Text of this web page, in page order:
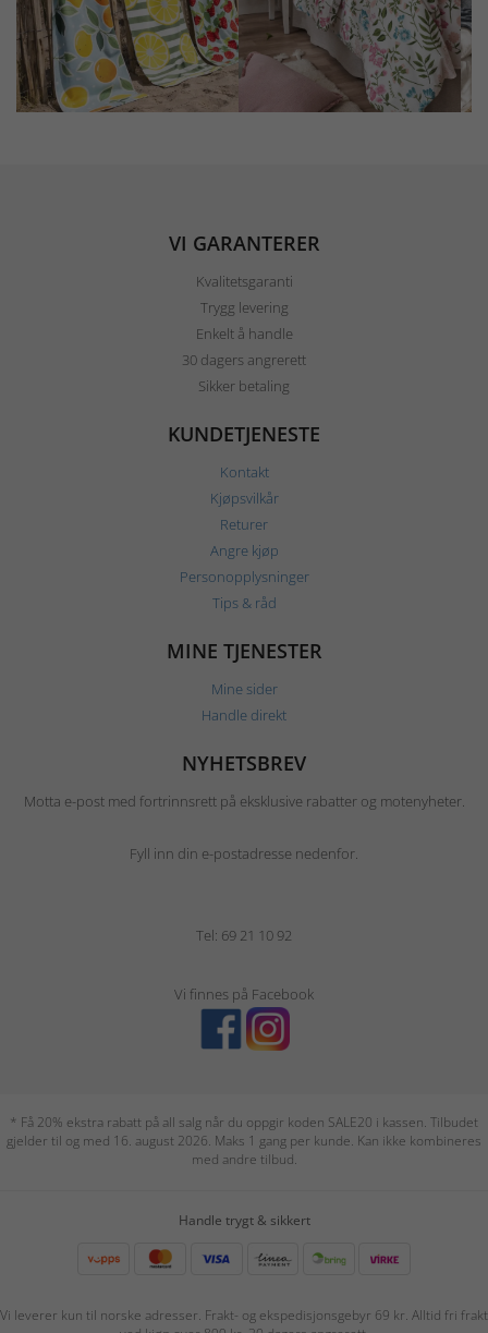
VI GARANTERER
Kvalitetsgaranti
Trygg levering
Enkelt å handle
30 dagers angrerett
Sikker betaling
KUNDETJENESTE
Kontakt
Kjøpsvilkår
Returer
Angre kjøp
Personopplysninger
Tips & råd
MINE TJENESTER
Mine sider
Handle direkt
NYHETSBREV
Motta e-post med fortrinnsrett på eksklusive rabatter og motenyheter.
Fyll inn din e-postadresse nedenfor.
Tel: 69 21 10 92
Vi finnes på Facebook
* Få 20% ekstra rabatt på all salg når du oppgir koden SALE20 i kassen. Tilbudet
gjelder til og med 16. august 2026. Maks 1 gang per kunde. Kan ikke kombineres
med andre tilbud.
Handle trygt & sikkert
Vi leverer kun til norske adresser. Frakt- og ekspedisjonsgebyr 69 kr. Alltid fri frakt